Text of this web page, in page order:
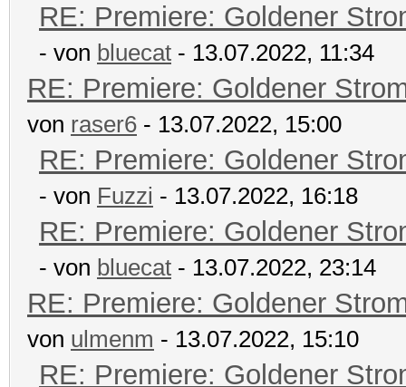
RE: Premiere: Goldener
- von bluecat - 13.07.2022, 11:34
RE: Premiere: Goldener
von raser6 - 13.07.2022, 15:00
RE: Premiere: Goldener
- von Fuzzi - 13.07.2022, 16:18
RE: Premiere: Goldener
- von bluecat - 13.07.2022, 23:14
RE: Premiere: Goldener
von ulmenm - 13.07.2022, 15:10
RE: Premiere: Goldener